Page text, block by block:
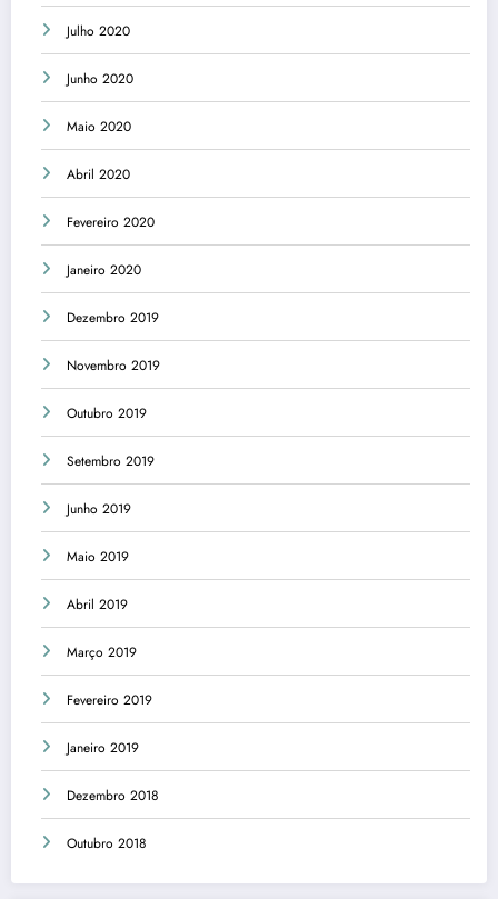
Julho 2020
Junho 2020
Maio 2020
Abril 2020
Fevereiro 2020
Janeiro 2020
Dezembro 2019
Novembro 2019
Outubro 2019
Setembro 2019
Junho 2019
Maio 2019
Abril 2019
Março 2019
Fevereiro 2019
Janeiro 2019
Dezembro 2018
Outubro 2018